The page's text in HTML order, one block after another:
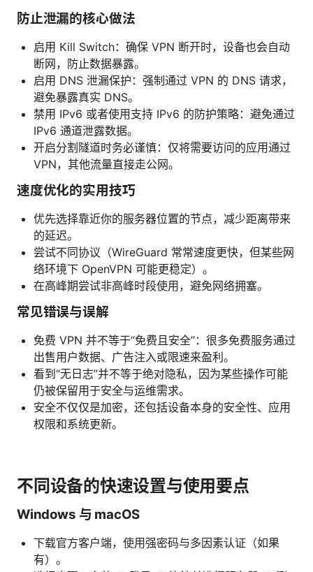
防止泄漏的核心做法
启用 Kill Switch：确保 VPN 断开时，设备也会自动
断网，防止数据暴露。
启用 DNS 泄漏保护：强制通过 VPN 的 DNS 请求，
避免暴露真实 DNS。
禁用 IPv6 或者使用支持 IPv6 的防护策略：避免通过
IPv6 通道泄露数据。
开启分割隧道时务必谨慎：仅将需要访问的应用通过
VPN，其他流量直接走公网。
速度优化的实用技巧
优先选择靠近你的服务器位置的节点，减少距离带来
的延迟。
尝试不同协议（WireGuard 常常速度更快，但某些网
络环境下 OpenVPN 可能更稳定）。
在高峰期尝试非高峰时段使用，避免网络拥塞。
常见错误与误解
免费 VPN 并不等于“免费且安全”：很多免费服务通过
出售用户数据、广告注入或限速来盈利。
看到“无日志”并不等于绝对隐私，因为某些操作可能
仍被保留用于安全与运维需求。
安全不仅仅是加密，还包括设备本身的安全性、应用
权限和系统更新。
不同设备的快速设置与使用要点
Windows 与 macOS
下载官方客户端，使用强密码与多因素认证（如果
有）。